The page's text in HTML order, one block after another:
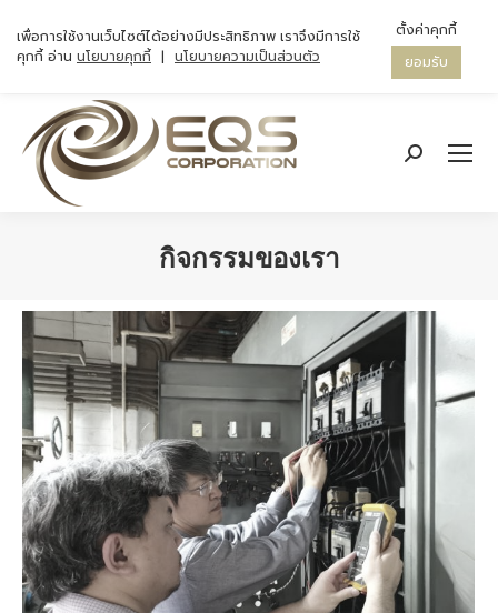
Search:
กิจกรรมของเรา
เพื่อการใช้งานเว็บไซต์ได้อย่างมีประสิทธิภาพ เราจึงมีการใช้
คุกกี้ อ่าน นโยบายคุกกี้ | นโยบายความเป็นส่วนตัว
ตั้งค่าคุกกี้
ยอมรับ